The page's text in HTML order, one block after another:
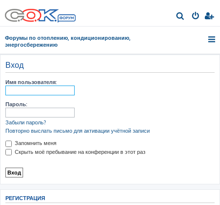
о
Форумы по отоплению, кондиционированию,
энергосбережению
Вход
Имя пользователя:
Пароль:
Забыли пароль?
Повторно выслать письмо для активации учётной записи
Запомнить меня
Скрыть моё пребывание на конференции в этот раз
РЕГИСТРАЦИЯ